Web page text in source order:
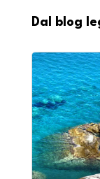
Dal blog